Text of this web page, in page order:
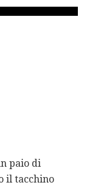
paio di
il tacchino